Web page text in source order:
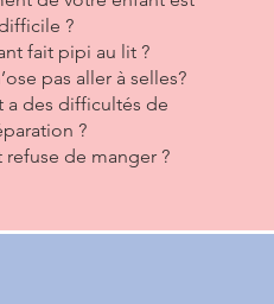
?
fait pipi au lit ?
pas aller à selles?
a des difficultés de
?
refuse de manger ?